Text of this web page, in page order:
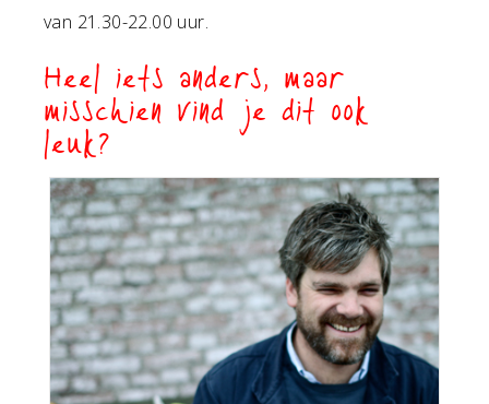
van 21.30-22.00 uur.
Heel iets anders, maar
misschien vind je dit ook
leuk?